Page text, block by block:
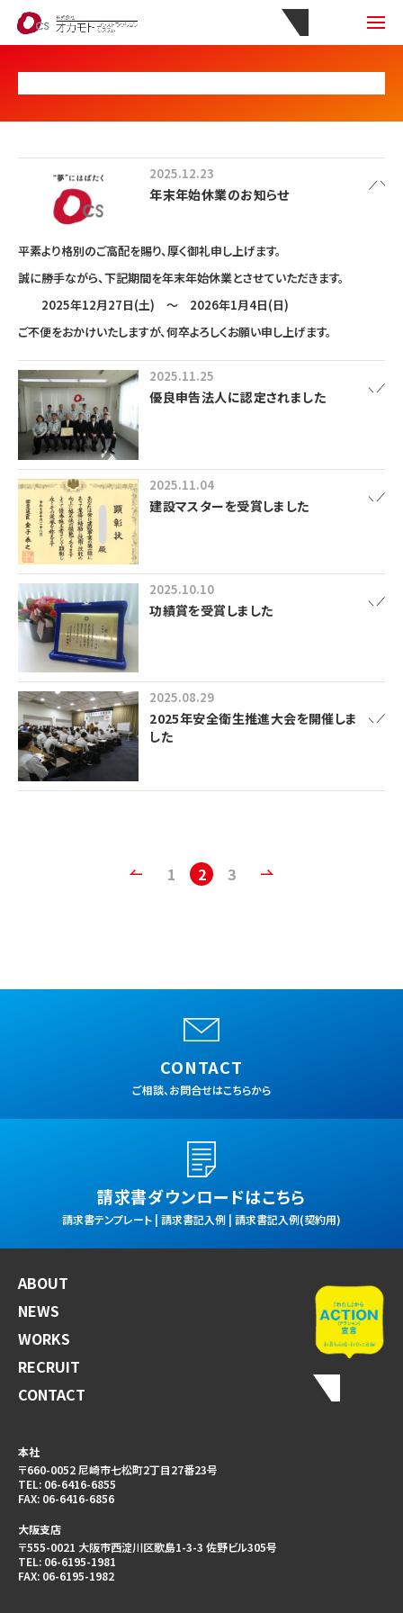
2025.12.23
年末年始休業のお知らせ
平素より格別のご高配を賜り、厚く御礼申し上げます。
誠に勝手ながら、下記期間を年末年始休業とさせていただきます。
2025年12月27日(土) ～ 2026年1月4日(日)
ご不便をおかけいたしますが、何卒よろしくお願い申し上げます。
2025.11.25
優良申告法人に認定されました
2025.11.04
建設マスターを受賞しました
2025.10.10
功績賞を受賞しました
2025.08.29
2025年安全衛生推進大会を開催しま
した
1 2 3
CONTACT
ご相談、お問合せはこちらから
請求書ダウンロードはこちら
請求書テンプレート | 請求書記入例 | 請求書記入例(契約用)
本社
〒660-0052 尼崎市七松町2丁目27番23号
TEL: 06-6416-6855
FAX: 06-6416-6856
大阪支店
〒555-0021 大阪市西淀川区歌島1-3-3 佐野ビル305号
TEL: 06-6195-1981
FAX: 06-6195-1982
ABOUT
NEWS
WORKS
RECRUIT
CONTACT